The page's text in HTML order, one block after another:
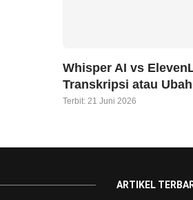
Whisper AI vs
Transkripsi atau
Terbit: 21 Juni 2026
ARTIKEL